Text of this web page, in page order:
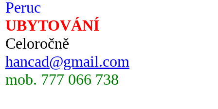
Peruc
UBYTOVÁNÍ
Celoročně
hancad@gmail.com
mob. 777 066 738